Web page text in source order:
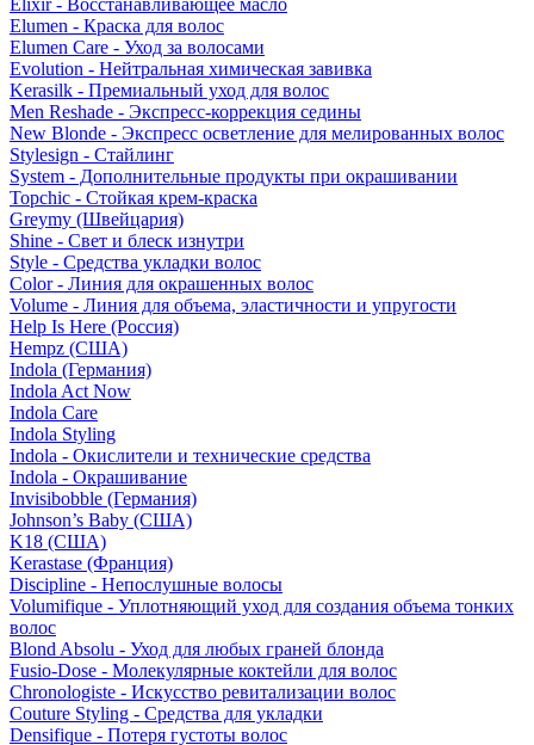
Elixir - Восстанавливающее масло
Elumen - Краска для волос
Elumen Care - Уход за волосами
Evolution - Нейтральная химическая завивка
Kerasilk - Премиальный уход для волос
Men Reshade - Экспресс-коррекция седины
New Blonde - Экспресс осветление для мелированных волос
Stylesign - Стайлинг
System - Дополнительные продукты при окрашивании
Topchic - Стойкая крем-краска
Greymy (Швейцария)
Shine - Свет и блеск изнутри
Style - Средства укладки волос
Color - Линия для окрашенных волос
Volume - Линия для объема, эластичности и упругости
Help Is Here (Россия)
Hempz (США)
Indola (Германия)
Indola Act Now
Indola Care
Indola Styling
Indola - Окислители и технические средства
Indola - Окрашивание
Invisibobble (Германия)
Johnson’s Baby (США)
K18 (США)
Kerastase (Франция)
Discipline - Непослушные волосы
Volumifique - Уплотняющий уход для создания объема тонких
волос
Blond Absolu - Уход для любых граней блонда
Fusio-Dose - Молекулярные коктейли для волос
Chronologiste - Искусство ревитализации волос
Couture Styling - Средства для укладки
Densifique - Потеря густоты волос